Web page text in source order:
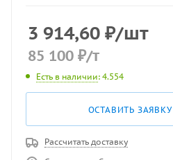
3 914,60 ₽/шт
85 100 ₽/т
Есть в наличии: 4.554
ОСТАВИТЬ ЗАЯВКУ
Рассчитать доставку